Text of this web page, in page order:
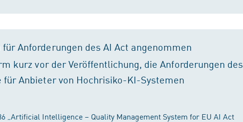
Anforderungen des AI Act angenommen
kurz vor der Veröffentlichung, die Anforderungen des
Anbieter von Hochrisiko-KI-Systemen
„Artificial Intelligence – Quality Management System for EU AI Act